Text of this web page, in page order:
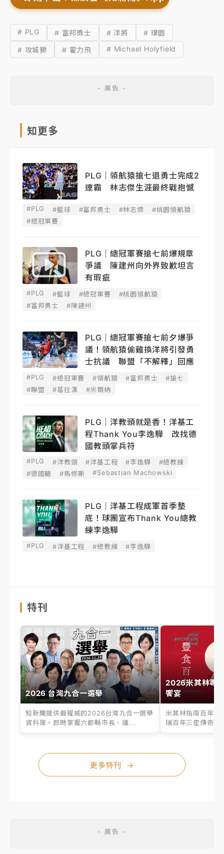
# PLG # 富邦勇士 # 洋將
# 璞園
# 攻城獅
# 霍力飛 # Michael Holyfield
知更多
PLG｜領航猿搶七退勇士完成2
連霸 林志傑生涯最終戰抱憾
#PLG #籃球 #富邦勇士 #林志傑
#桃園領航猿
#總冠軍賽
PLG｜總冠軍賽搶七前爆規章
爭議 陳建州向外界致歉坦言
有瑕疵
#PLG #籃球 #總冠軍賽
#桃園領航猿
#富邦勇士
#陳建州
PLG｜總冠軍賽搶七前夕爆爭
議！領航猿偷雞換洋將引發勇
士抗議 聯盟「不解釋」回應
#PLG #總冠軍賽 #領航猿 #富邦勇士
#搶七
#聯盟
#葛拉漢 #米爾納
PLG｜洋教頭就是香！洋基工
程Thank You李逸驊 改找德
國教頭掌兵符
#PLG #洋教頭 #洋基工程 #李逸驊
#總教練
#德國籍
#馬修斯 #Sebastian Machowski
PLG｜洋基工程成軍首季墊
底！球團宣布Thank You總教
練李逸驊
#PLG #洋基工程 #總教練 #李逸驊
特刊
2026 台灣九合一選舉
知新聞提供最權威的2026台灣九合一選舉
資料庫。即時掌握六都縣市長、議...
2026米其林專
饗宴
米其林指南百年之
瑞百年三星傳奇、
更多特刊 →